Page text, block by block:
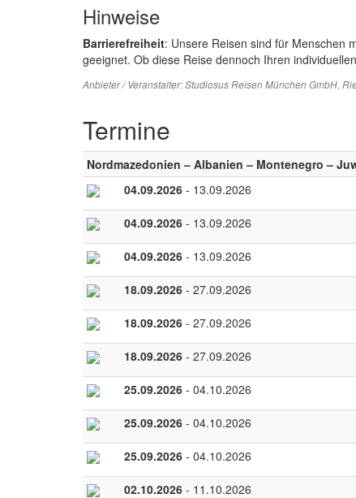
Hinweise
Barrierefreiheit: Unsere Reisen sind für Menschen
geeignet. Ob diese Reise dennoch Ihren
Anbieter / Veranstalter:Studiosus Reisen München GmbH,
Termine
Nordmazedonien – Albanien – Montenegro –
04.09.2026 - 13.09.2026
04.09.2026 - 13.09.2026
04.09.2026 - 13.09.2026
18.09.2026 - 27.09.2026
18.09.2026 - 27.09.2026
18.09.2026 - 27.09.2026
25.09.2026 - 04.10.2026
25.09.2026 - 04.10.2026
25.09.2026 - 04.10.2026
02.10.2026 - 11.10.2026